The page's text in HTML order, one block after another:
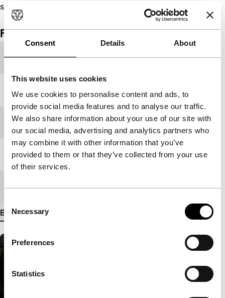
Consent Details About
This website uses cookies
We use cookies to personalise content and ads, to
provide social media features and to analyse our traffic.
We also share information about your use of our site with
our social media, advertising and analytics partners who
may combine it with other information that you’ve
provided to them or that they’ve collected from your use
of their services.
Selection
Necessary
Preferences
Statistics
speciale juryprijs.
Film details
Productieland China
Jaar
Festivaleditie IFFR 2007
Lengte 111'
Medium/FormaatDV cam PAL
Bekijk meer details